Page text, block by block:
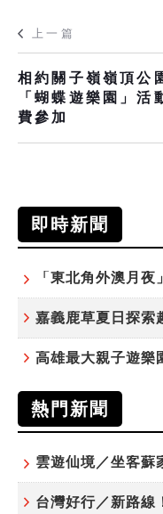
上一篇
相約關子嶺嶺頂公
「蝴蝶遊樂園」活
費參加
即時新聞
熱門新聞
雲遊仙境／坐客蘇